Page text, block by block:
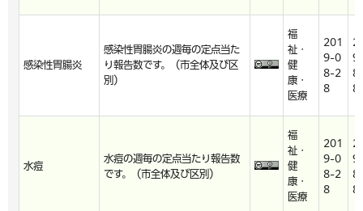
感染性胃腸炎
感染性胃腸炎の週毎の定点当た
り報告数です。（市全体及び区
別）
福
祉・
健
康・
医療
201
9-0
8-2
8
8
水痘
水痘の週毎の定点当たり報告数
です。（市全体及び区別）
福
祉・
健
康・
医療
201
9-0
8-2
8
8